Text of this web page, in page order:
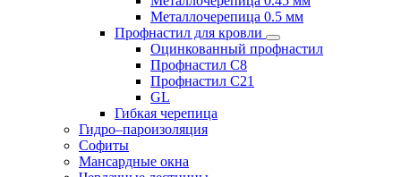
Металлочерепица 0.5 мм
Профнастил для кровли
Оцинкованный профнастил
Профнастил С8
Профнастил С21
GL
Гибкая черепица
Гидро–пароизоляция
Софиты
Мансардные окна